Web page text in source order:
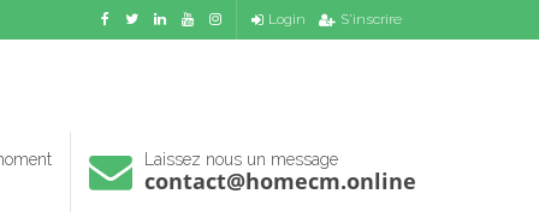
Login S'inscrire
Laissez nous un message
contact@homecm.online